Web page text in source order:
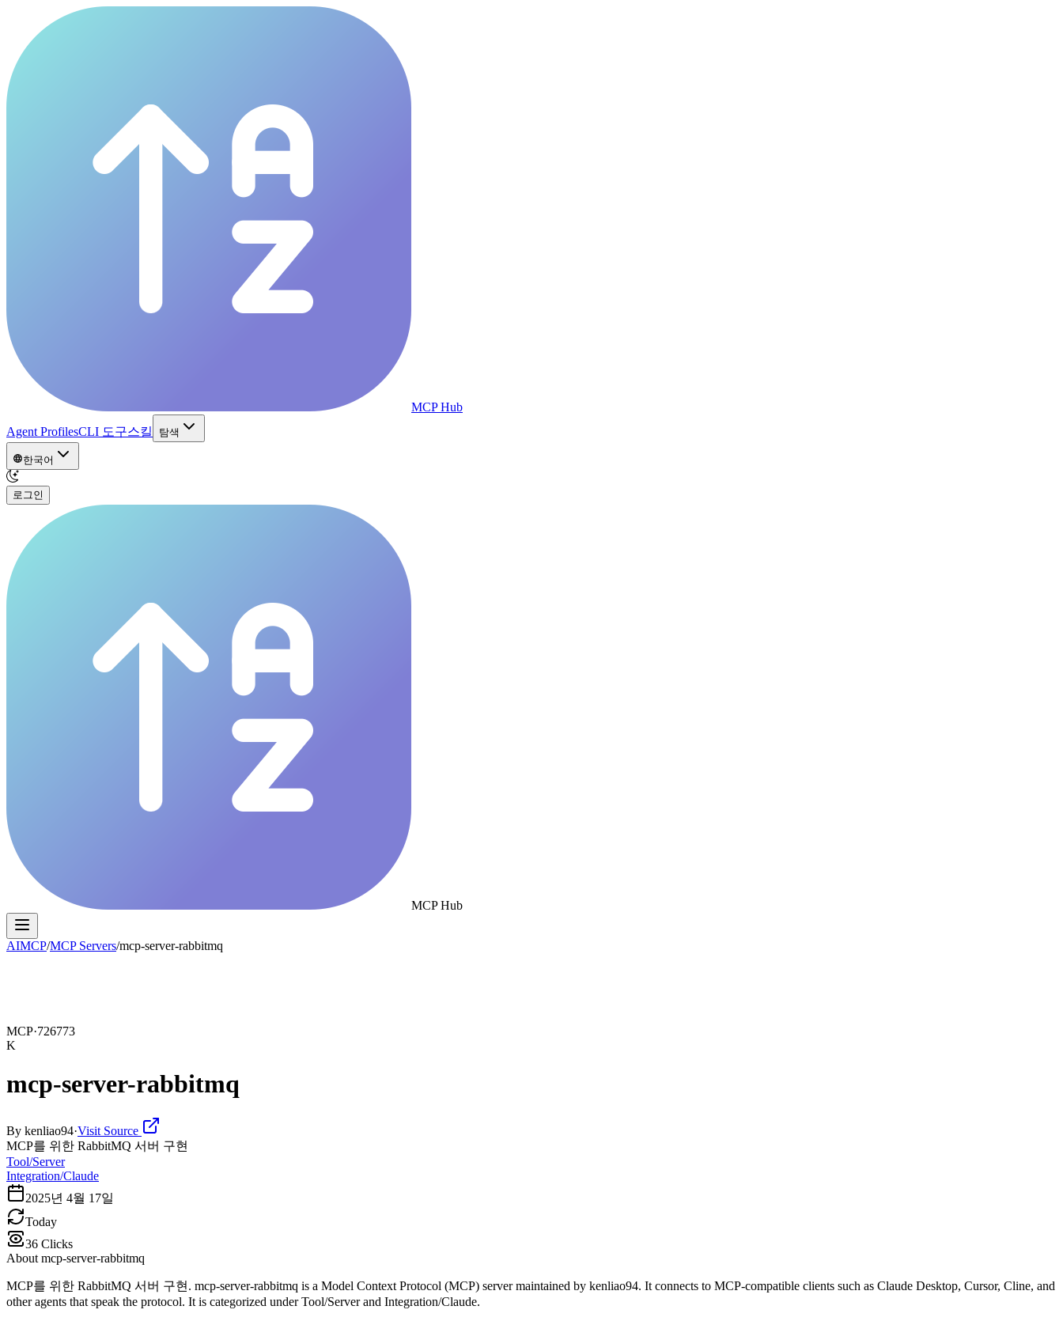
MCP Hub
Agent ProfilesCLI 도구스킬 탐색
한국어
로그인
MCP Hub
AIMCP/MCP Servers/mcp-server-rabbitmq
MCP·726773
K
mcp-server-rabbitmq
By kenliao94·Visit Source
MCP를 위한 RabbitMQ 서버 구현
Tool/Server
Integration/Claude
2025년 4월 17일
Today
36 Clicks
About mcp-server-rabbitmq
MCP를 위한 RabbitMQ 서버 구현. mcp-server-rabbitmq is a Model Context Protocol (MCP) server maintained by kenliao94. It connects to MCP-compatible clients such as Claude Desktop, Cursor, Cline, and
other agents that speak the protocol. It is categorized under Tool/Server and Integration/Claude.